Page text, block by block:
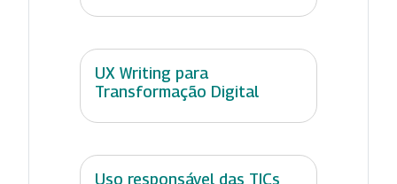
UX Writing para
Transformação Digital
Uso responsável das TICs